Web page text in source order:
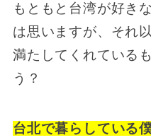
もともと台湾が好き
は思いますが、それ
満たしてくれている
う？
台北で暮らしている